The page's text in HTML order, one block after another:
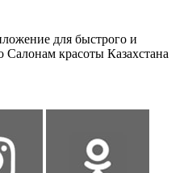
для быстрого и
Салонам красоты Казахстана